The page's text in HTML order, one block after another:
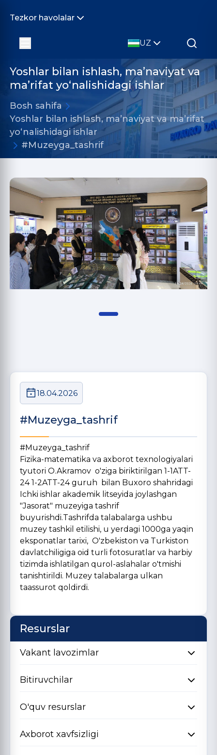
Tezkor havolalar
UZ
Yoshlar bilan ishlash, ma’naviyat va
ma’rifat yo‘nalishidagi ishlar
Bosh sahifa
Yoshlar bilan ishlash, ma’naviyat va ma’rifat
yo‘nalishidagi ishlar
#Muzeyga_tashrif
18.04.2026
#Muzeyga_tashrif
#Muzeyga_tashrif
Fizika-matematika va axborot texnologiyalari
tyutori O.Akramov o'ziga biriktirilgan 1-1ATT-
24 1-2ATT-24 guruh bilan Buxoro shahridagi
Ichki ishlar akademik litseyida joylashgan
"Jasorat" muzeyiga tashrif
buyurishdi.Tashrifda talabalarga ushbu
muzey tashkil etilishi, u yerdagi 1000ga yaqin
eksponatlar tarixi, O'zbekiston va Turkiston
davlatchiligiga oid turli fotosuratlar va harbiy
tizimda ishlatilgan qurol-aslahalar o'tmishi
tanishtirildi. Muzey talabalarga ulkan
taassurot qoldirdi.
Resurslar
Vakant lavozimlar
Bitiruvchilar
O'quv resurslar
Axborot xavfsizligi